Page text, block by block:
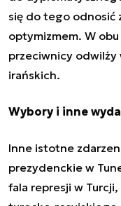
się do tego odnosić
optymizmem. W
przeciwnicy odwilży
irańskich.
Wybory i inne
Inne istotne
prezydenckie w
fala represji w